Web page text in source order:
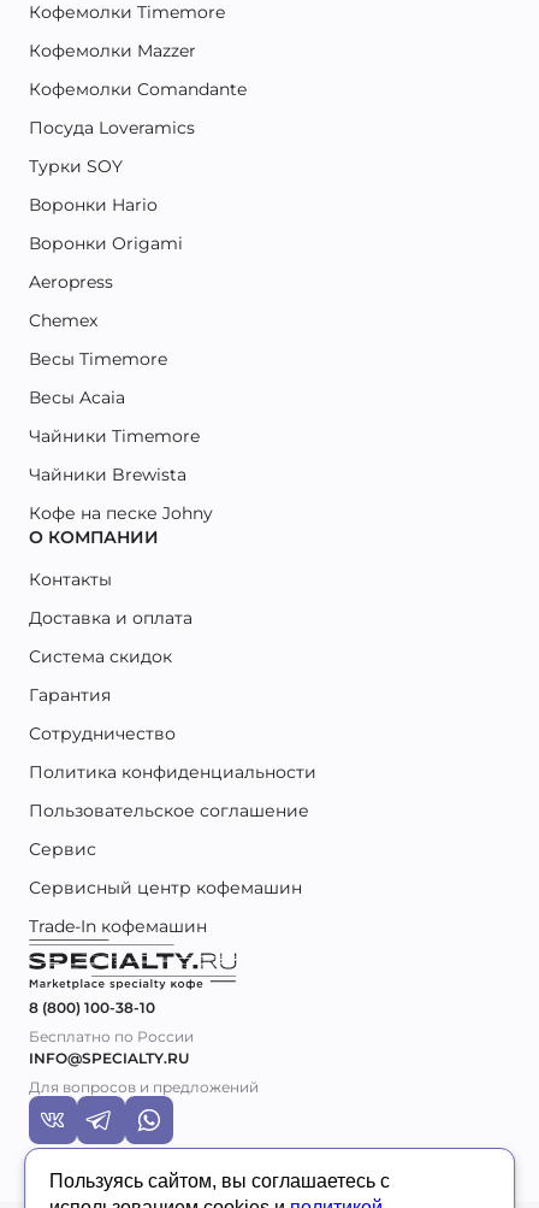
Пользуясь сайтом, вы соглашаетесь с
Кофемолки Timemore
Кофемолки Mazzer
Кофемолки Comandante
Посуда Loveramics
Турки SOY
Воронки Hario
Воронки Origami
Aeropress
Chemex
Весы Timemore
Весы Acaia
Чайники Timemore
Чайники Brewista
Кофе на песке Johny
О КОМПАНИИ
Контакты
Доставка и оплата
Система скидок
Гарантия
Сотрудничество
Политика конфиденциальности
Пользовательское соглашение
Сервис
Сервисный центр кофемашин
Trade-In кофемашин
8 (800) 100-38-10
Бесплатно по России
INFO@SPECIALTY.RU
Для вопросов и предложений